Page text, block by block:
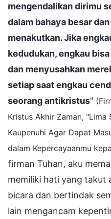
mengendalikan dirimu
dalam bahaya besar
menakutkan. Jika
kedudukan, engkau
dan menyusahkan
setiap saat engkau
seorang antikristus"
Kristus Akhir Zaman, "Lima
Kaupenuhi Agar Dapat
dalam Kepercayaanmu
firman Tuhan, aku
memiliki hati yang takut
bicara dan bertindak
lain mengancam